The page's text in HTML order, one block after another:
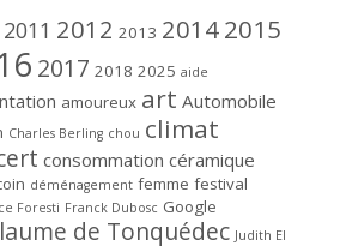
2011 2012 2013 20142015
2017 2018 2025 aide
amoureux art Automobile
Charles Berling chou climat
consommation céramique
déménagement femme festival
Foresti Franck Dubosc Google
de Tonquédec Judith El